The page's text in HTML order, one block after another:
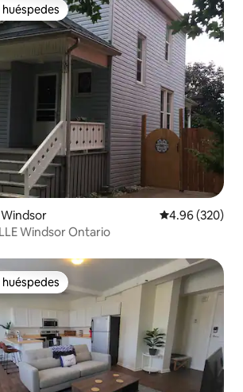
preferido
Calificación
4.96 (320)
Windsor Ontario
preferido